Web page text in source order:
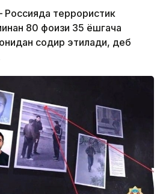
Россияда террористик
80 фоизи 35 ёшгача
содир этилади, деб